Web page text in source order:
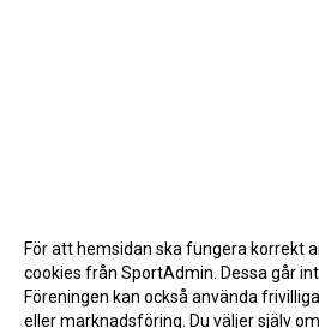
För att hemsidan ska fungera korrekt
cookies från SportAdmin. Dessa går
Föreningen kan också använda
eller marknadsföring. Du väljer själv